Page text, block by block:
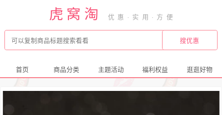
虎窝淘
首页 商品分类 主题活动 福利权益 逛逛好物